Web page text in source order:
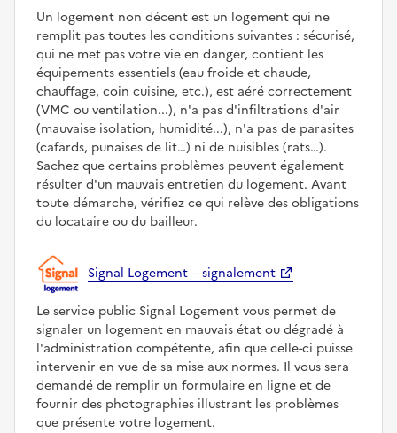
Un logement non décent est un logement qui ne
remplit pas toutes les conditions suivantes : sécurisé,
qui ne met pas votre vie en danger, contient les
équipements essentiels (eau froide et chaude,
chauffage, coin cuisine, etc.), est aéré correctement
(VMC ou ventilation...), n'a pas d'infiltrations d'air
(mauvaise isolation, humidité...), n'a pas de parasites
(cafards, punaises de lit…) ni de nuisibles (rats…).
Sachez que certains problèmes peuvent également
résulter d'un mauvais entretien du logement. Avant
toute démarche, vérifiez ce qui relève des obligations
du locataire ou du bailleur.
Signal Logement – signalement
Le service public Signal Logement vous permet de
signaler un logement en mauvais état ou dégradé à
l'administration compétente, afin que celle-ci puisse
intervenir en vue de sa mise aux normes. Il vous sera
demandé de remplir un formulaire en ligne et de
fournir des photographies illustrant les problèmes
que présente votre logement.